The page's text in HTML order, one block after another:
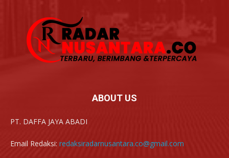
ABOUT US
PT. DAFFA JAYA ABADI
Email Redaksi: redaksiradarnusantara.co@gmail.com